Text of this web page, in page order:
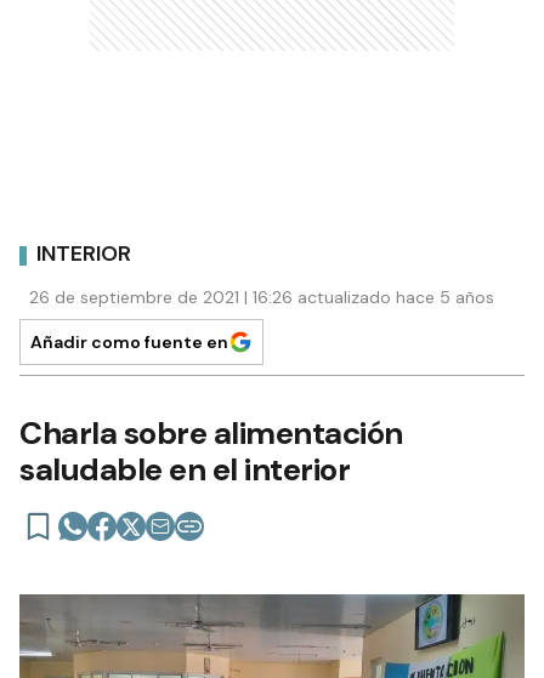
INTERIOR
26 de septiembre de 2021 | 16:26 actualizado hace 5 años
Añadir como fuente en
Charla sobre alimentación
saludable en el interior